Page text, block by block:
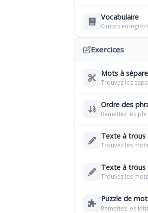
Vocabulaire
0 mots
Exercices
Mots à
Trouvez les
Ordre des
Remettez les
Texte à trous
Trouvez les
Texte à trous
Trouvez les
Puzzle de
Remettez les